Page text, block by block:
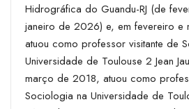
Hidrográfica do Guandu-RJ (de
janeiro de 2026) e, em fevereiro e
atuou como professor visitante de
Universidade de Toulouse 2 Jean
março de 2018, atuou como
Sociologia na Universidade de